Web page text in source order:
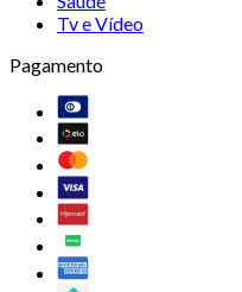
Tv e Vídeo
Pagamento